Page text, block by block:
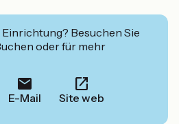
Einrichtung? Besuchen Sie
oder für mehr
E-Mail Site web